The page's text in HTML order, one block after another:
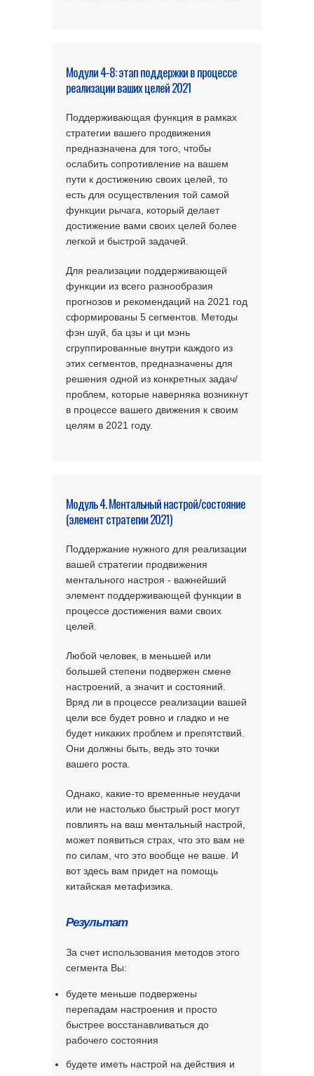
Модули 4-8: этап поддержки в процессе
реализации ваших целей 2021
Поддерживающая функция в рамках
стратегии вашего продвижения
предназначена для того, чтобы
ослабить сопротивление на вашем
пути к достижению своих целей, то
есть для осуществления той самой
функции рычага, который делает
достижение вами своих целей более
легкой и быстрой задачей.
Для реализации поддерживающей
функции из всего разнообразия
прогнозов и рекомендаций на 2021 год
сформированы 5 сегментов. Методы
фэн шуй, ба цзы и ци мэнь
сгруппированные внутри каждого из
этих сегментов, предназначены для
решения одной из конкретных задач/
проблем, которые наверняка возникнут
в процессе вашего движения к своим
целям в 2021 году.
Модуль 4. Ментальный настрой/состояние
(элемент стратегии 2021)
Поддержание нужного для реализации
вашей стратегии продвижения
ментального настроя - важнейший
элемент поддерживающей функции в
процессе достижения вами своих
целей.
Любой человек, в меньшей или
большей степени подвержен смене
настроений, а значит и состояний.
Вряд ли в процессе реализации вашей
цели все будет ровно и гладко и не
будет никаких проблем и препятствий.
Они должны быть, ведь это точки
вашего роста.
Однако, какие-то временные неудачи
или не настолько быстрый рост могут
повлиять на ваш ментальный настрой,
может появиться страх, что это вам не
по силам, что это вообще не ваше. И
вот здесь вам придет на помощь
китайская метафизика.
Результат
За счет использования методов этого
сегмента Вы:
будете меньше подвержены
перепадам настроения и просто
быстрее восстанавливаться до
рабочего состояния
будете иметь настрой на действия и